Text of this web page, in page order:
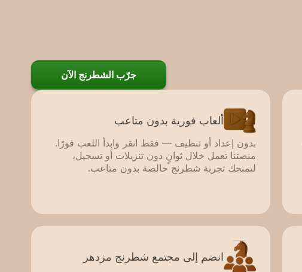
جرّب الشطرنج الآن
ألعاب فورية بدون متاعب
بدون إعداد أو تنظيف — فقط انقر وابدأ اللعب فورًا.
منصتنا تعمل خلال ثوانٍ دون تنزيلات أو تسجيل،
لتمنحك تجربة شطرنج خالصة بدون متاعب.
انضم إلى مجتمع شطرنج مزدهر